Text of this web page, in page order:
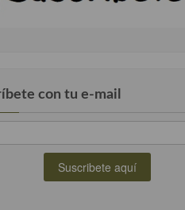
con tu e-mail